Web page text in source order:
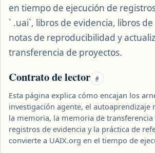
en tiempo de ejecución de
` .uai`, libros de evidencia, libros
notas de reproducibilidad y
transferencia de proyectos.
Contrato de lector #
Esta página explica cómo encajan los
investigación agente, el autoaprendizaje
la memoria, la memoria de transferencia
registros de evidencia y la práctica de
convierte a UAIX.org en el tiempo de